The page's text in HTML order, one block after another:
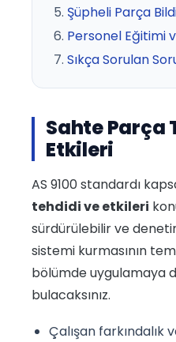
Şüpheli Parça
Personel Eğitimi
Sıkça Sorulan
Sahte Parça
Etkileri
AS 9100 standardı
tehdidi ve etkileri
sürdürülebilir ve
sistemi kurmasının
bölümde uygulamaya
bulacaksınız.
Çalışan farkındalık